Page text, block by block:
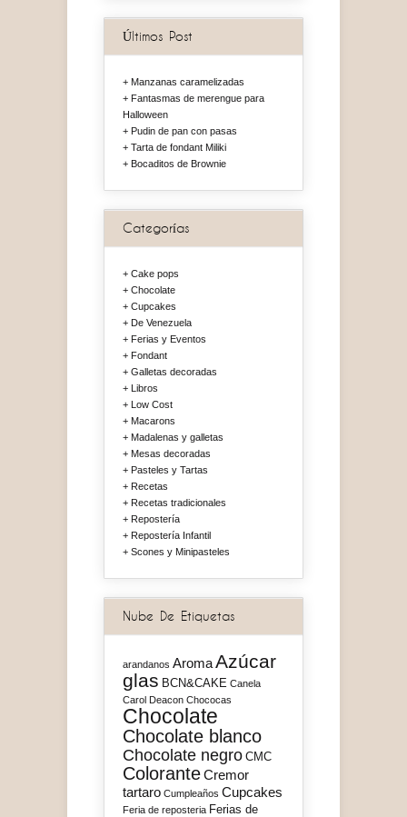
Últimos Post
Manzanas caramelizadas
Fantasmas de merengue para
Halloween
Pudin de pan con pasas
Tarta de fondant Miliki
Bocaditos de Brownie
Categorías
Cake pops
Chocolate
Cupcakes
De Venezuela
Ferias y Eventos
Fondant
Galletas decoradas
Libros
Low Cost
Macarons
Madalenas y galletas
Mesas decoradas
Pasteles y Tartas
Recetas
Recetas tradicionales
Repostería
Repostería Infantil
Scones y Minipasteles
Nube De Etiquetas
arandanos AromaAzúcar
glas BCN&CAKE Canela
Carol Deacon Chococas
Chocolate
Chocolate blanco
Chocolate negro CMC
ColoranteCremor
tartaro Cumpleaños Cupcakes
Feria de reposteria Ferias de